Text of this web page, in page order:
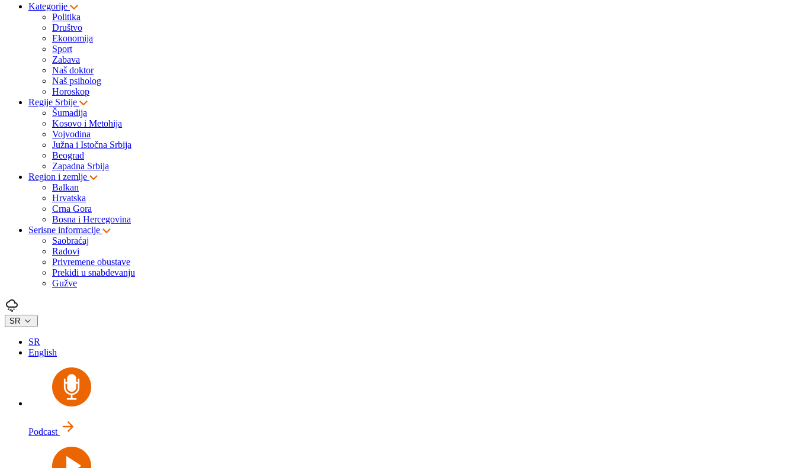
Kategorije
Politika
Društvo
Ekonomija
Sport
Zabava
Naš doktor
Naš psiholog
Horoskop
Regije Srbije
Šumadija
Kosovo i Metohija
Vojvodina
Južna i Istočna Srbija
Beograd
Zapadna Srbija
Region i zemlje
Balkan
Hrvatska
Crna Gora
Bosna i Hercegovina
Serisne informacije
Saobraćaj
Radovi
Privremene obustave
Prekidi u snabdevanju
Gužve
SR
SR
English
Podcast